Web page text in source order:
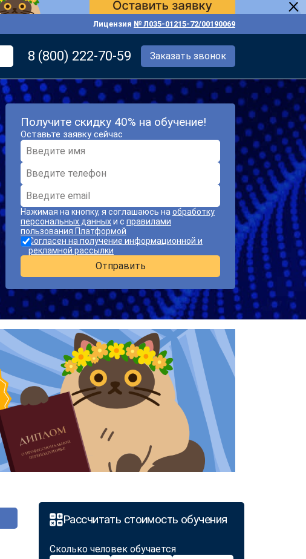
Лицензия № Л035-01215-72/00190069
8 (800) 222-70-59 Заказать звонок
Получите скидку 40% на обучение!
Оставьте заявку сейчас
Нажимая на кнопку, я соглашаюсь на обработку
персональных данныхи с правилами
пользования Платформой
Согласен на получение информационной и
рекламной рассылки
Отправить
Рассчитать стоимость обучения
Сколько человек обучается